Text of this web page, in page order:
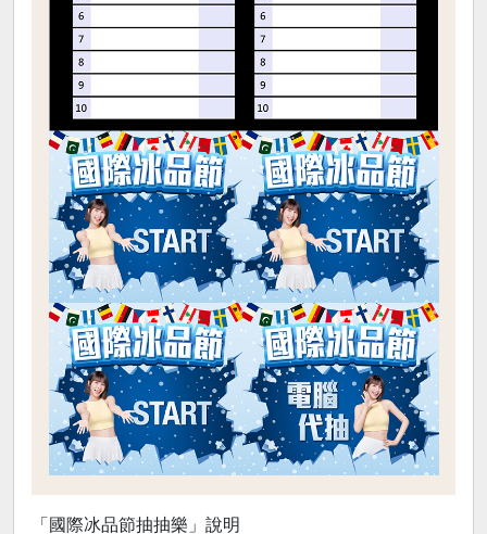
「國際冰品節抽抽樂」說明